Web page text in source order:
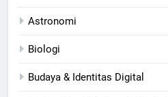
Astronomi
Biologi
Budaya & Identitas Digital